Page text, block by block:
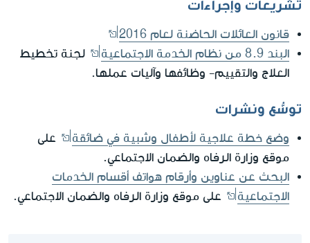
تشريعات وإجراءات
قانون العائلات الحاضنة لعام 2016
البند 8.9 من نظام الخدمة الاجتماعية
لجنة تخطيط
العلاج والتقييم- وظائفها وآليات عملها.
توسُّع ونشرات
وضع خطة علاجية لأطفال وشبية في ضائقة
على
موقع وزارة الرفاه والضمان الاجتماعي.
البحث عن عناوين وأرقام هواتف أقسام الخدمات
الاجتماعية
على موقع وزارة الرفاه والضمان الاجتماعي.